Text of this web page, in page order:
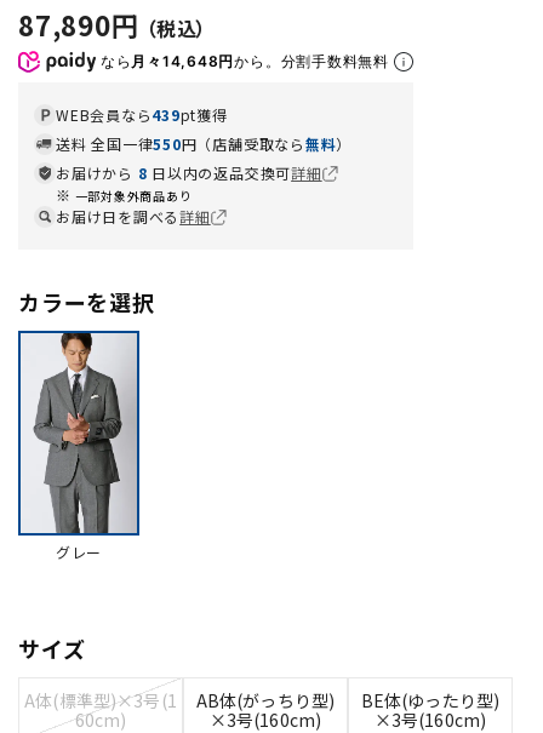
87,890円
なら 月々14,648円から。分割手数料無料
WEB会員なら439pt獲得
送料 全国一律550円（店舗受取なら無料）
お届けから 8 日以内の返品交換可詳細
一部対象外商品あり
お届け日を調べる詳細
カラーを選択
グレー
サイズ
A体(標準型)×3号(1
60cm)
AB体(がっちり型)
×3号(160cm)
BE体(ゆったり型)
×3号(160cm)